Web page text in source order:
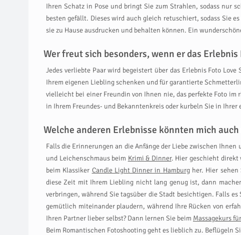
Ihren Schatz in Pose und bringt Sie zum Strahlen, sodass nur
besten gefällt. Dieses wird auch gleich retuschiert, sodass Sie
sie zu Hause ausdrucken und behalten können. Ein
Wer freut sich besonders, wenn er das
Jedes verliebte Paar wird begeistert über das Erlebnis Foto
Ihrem eigenen Liebling schenken und für garantierte
vielleicht bei einer Freundin von Ihnen nie, das perfekte Foto im
in Ihrem Freundes- und Bekanntenkreis oder kurbeln Sie in Ihrer
Welche anderen Erlebnisse könnten mich
Falls die Erinnerungen an die Anfänge der Liebe zwischen
und Leichenschmaus beim Krimi & Dinner. Hier geschieht direkt
beim Klassiker Candle Light Dinner in Hamburgher. Hier sehen
diese Zeit mit Ihrem Liebling nicht lang genug ist, dann
verbringen, während Sie tagsüber die Stadt besichtigen. Falls
gemütlich miteinander plaudern, während Ihre Rücken von
Ihren Partner lieber selbst? Dann lernen Sie beim Massagekurs
Beim Romantischen Fotoshooting geht es lieblich zu. Beflügeln